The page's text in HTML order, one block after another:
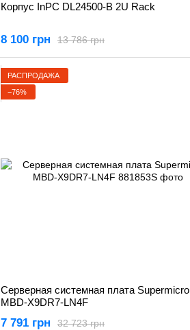
Корпус InPC DL24500-B 2U Rack
13 786 грн
8 100 грн
РАСПРОДАЖА
−76%
Серверная системная плата Supermicro
MBD-X9DR7-LN4F
32 723 грн
7 791 грн